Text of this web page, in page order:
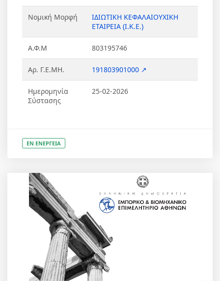
Νομική Μορφή
ΙΔΙΩΤΙΚΗ ΚΕΦΑΛΑΙΟΥΧΙΚΗ
ΕΤΑΙΡΕΙΑ (Ι.Κ.Ε.)
Α.Φ.Μ 803195746
Αρ. Γ.Ε.ΜΗ. 191803901000 ↗
Ημερομηνία
Σύστασης
25-02-2026
ΕΝ ΕΝΕΡΓΕΙΑ